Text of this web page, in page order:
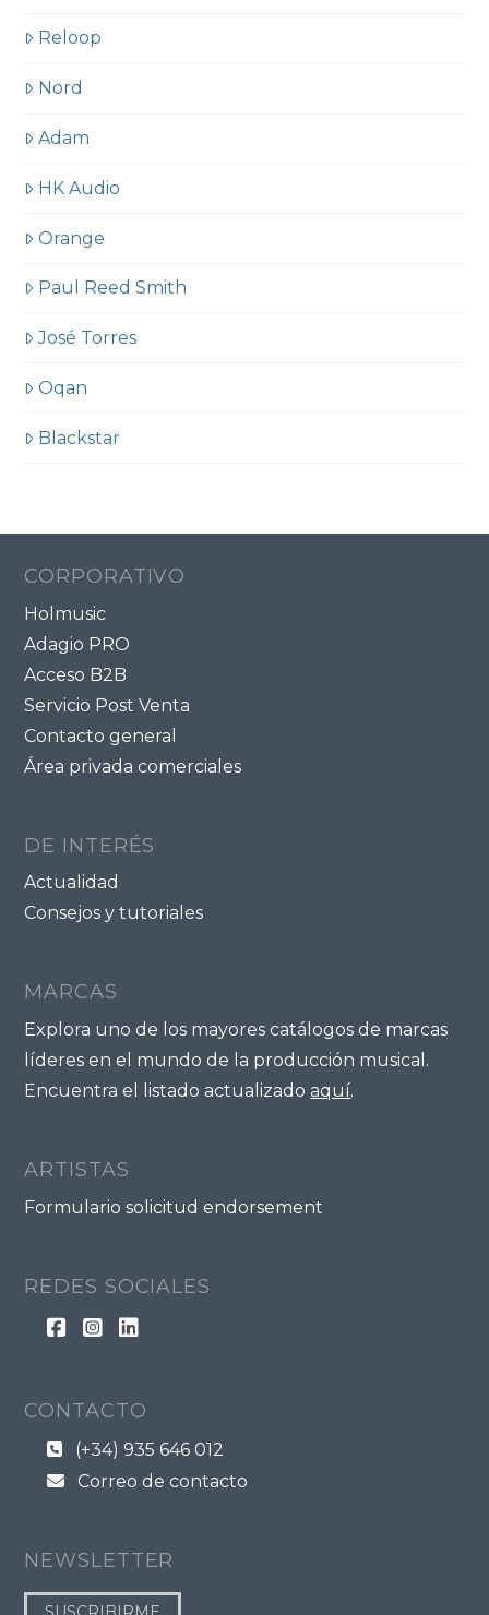
Reloop
Nord
Adam
HK Audio
Orange
Paul Reed Smith
José Torres
Oqan
Blackstar
CORPORATIVO
Holmusic
Adagio PRO
Acceso B2B
Servicio Post Venta
Contacto general
Área privada comerciales
DE INTERÉS
Actualidad
Consejos y tutoriales
MARCAS
Explora uno de los mayores catálogos de marcas
líderes en el mundo de la producción musical.
Encuentra el listado actualizadoaquí.
ARTISTAS
Formulario solicitud endorsement
REDES SOCIALES
CONTACTO
(+34) 935 646 012
Correo de contacto
NEWSLETTER